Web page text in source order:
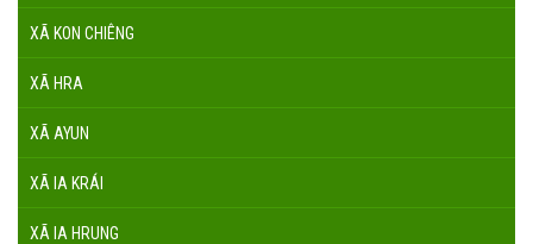
XÃ KON CHIÊNG
XÃ HRA
XÃ AYUN
XÃ IA KRÁI
XÃ IA HRUNG